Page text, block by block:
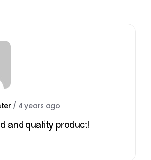
/ 4 years ago
and quality product!